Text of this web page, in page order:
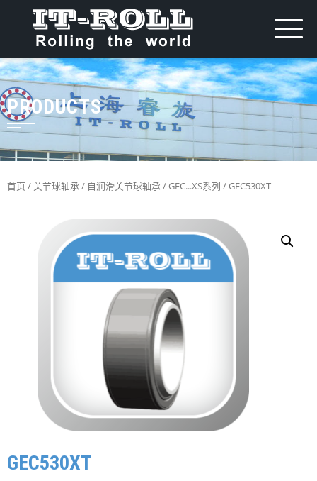
PRODUCTS
首页 / 关节球轴承/ 自润滑关节球轴承/GEC...XS系列 / GEC530XT
GEC530XT